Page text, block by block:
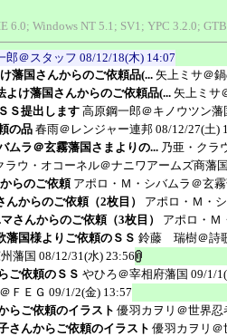
6.0; Windows NT 5.1; SV1; YPC 3.2.0;
郎＠スタッフ 08/12/18(木) 14:07
藩国さんからのご依頼品(... 矢上ミサ＠
よけ藩国さんからのご依頼品(... 矢上ミサ
Ｓ提出します 高原鋼一郎＠キノウツン藩
の品 春雨＠レンジャー連邦 08/12/27(土)
ラ＠玄霧藩国さまよりの... 乃亜・クラ
ラウ・オコーネル＠ナニワアームズ商藩
らのご依頼 アポロ・Ｍ・シバムラ＠玄
からのご依頼（2枚目）
アポロ・Ｍ・
さんからのご依頼（3枚目）
アポロ・Ｍ
国様よりご依頼のＳＳ 鈴藤 瑞樹＠詩
藩国 08/12/31(水) 23:56
ご依頼のＳＳ やひろ＠宰相府藩国 09/1/
ＦＥＧ 09/1/2(金) 13:57
らご依頼のイラスト 優羽カヲリ＠世界忍
さんからご依頼のイラスト 優羽カヲリ＠